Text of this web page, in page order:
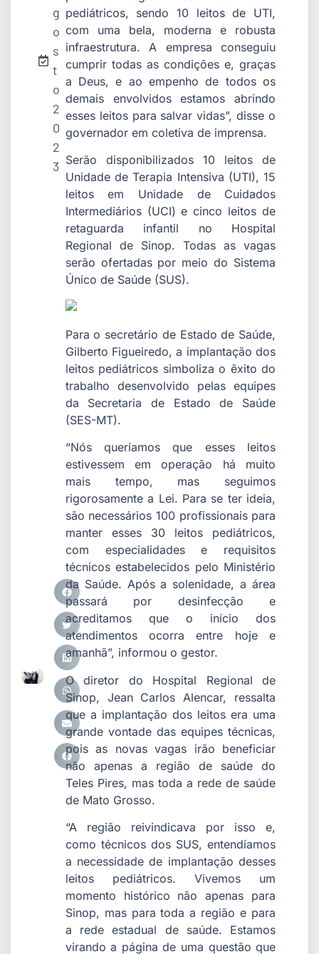
g
o
s
t
o
2
0
2
3
pediátricos, sendo 10 leitos de UTI,
com uma bela, moderna e robusta
infraestrutura. A empresa conseguiu
cumprir todas as condições e, graças
a Deus, e ao empenho de todos os
demais envolvidos estamos abrindo
esses leitos para salvar vidas”, disse o
governador em coletiva de imprensa.
Serão disponibilizados 10 leitos de
Unidade de Terapia Intensiva (UTI), 15
leitos em Unidade de Cuidados
Intermediários (UCI) e cinco leitos de
retaguarda infantil no Hospital
Regional de Sinop. Todas as vagas
serão ofertadas por meio do Sistema
Único de Saúde (SUS).
Para o secretário de Estado de Saúde,
Gilberto Figueiredo, a implantação dos
leitos pediátricos simboliza o êxito do
trabalho desenvolvido pelas equipes
da Secretaria de Estado de Saúde
(SES-MT).
“Nós queríamos que esses leitos
estivessem em operação há muito
mais tempo, mas seguimos
rigorosamente a Lei. Para se ter ideia,
são necessários 100 profissionais para
manter esses 30 leitos pediátricos,
com especialidades e requisitos
técnicos estabelecidos pelo Ministério
da Saúde. Após a solenidade, a área
passará por desinfecção e
acreditamos que o início dos
atendimentos ocorra entre hoje e
amanhã”, informou o gestor.
O diretor do Hospital Regional de
Sinop, Jean Carlos Alencar, ressalta
que a implantação dos leitos era uma
grande vontade das equipes técnicas,
pois as novas vagas irão beneficiar
não apenas a região de saúde do
Teles Pires, mas toda a rede de saúde
de Mato Grosso.
“A região reivindicava por isso e,
como técnicos dos SUS, entendíamos
a necessidade de implantação desses
leitos pediátricos. Vivemos um
momento histórico não apenas para
Sinop, mas para toda a região e para
a rede estadual de saúde. Estamos
virando a página de uma questão que